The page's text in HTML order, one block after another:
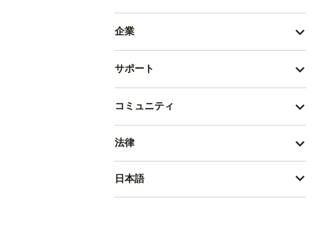
企業
サポート
コミュニティ
法律
日本語